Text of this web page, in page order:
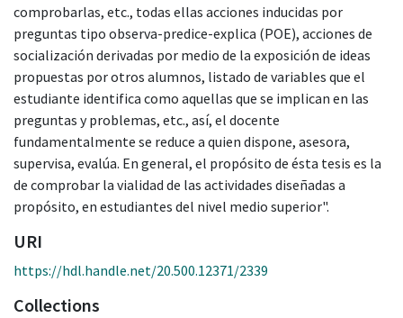
comprobarlas, etc., todas ellas acciones inducidas por
preguntas tipo observa-predice-explica (POE), acciones de
socialización derivadas por medio de la exposición de ideas
propuestas por otros alumnos, listado de variables que el
estudiante identifica como aquellas que se implican en las
preguntas y problemas, etc., así, el docente
fundamentalmente se reduce a quien dispone, asesora,
supervisa, evalúa. En general, el propósito de ésta tesis es la
de comprobar la vialidad de las actividades diseñadas a
propósito, en estudiantes del nivel medio superior".
URI
https://hdl.handle.net/20.500.12371/2339
Collections